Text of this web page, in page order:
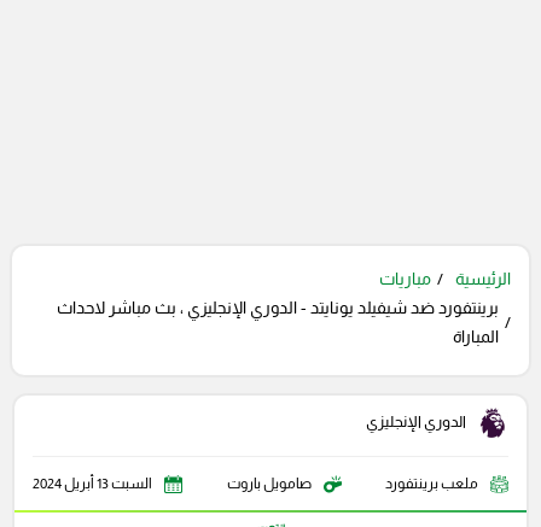
الرئيسية
مباريات
برينتفورد ضد شيفيلد يونايتد - الدوري الإنجليزي ، بث مباشر لاحداث
المباراة
الدوري الإنجليزي
ملعب برينتفورد صامويل باروت السبت 13 أبريل 2024